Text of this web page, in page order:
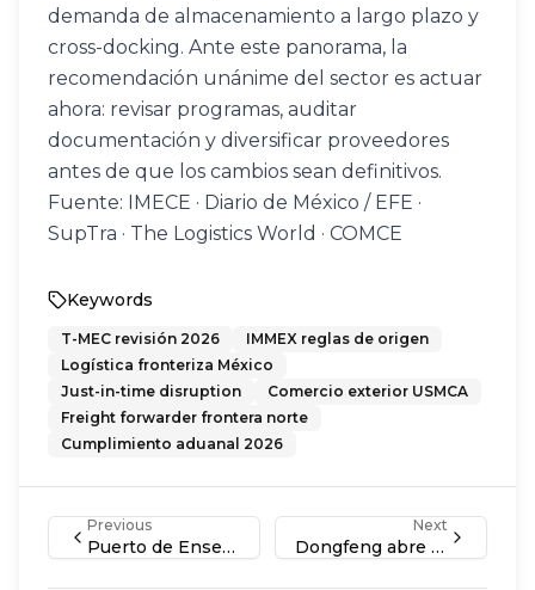
demanda de almacenamiento a largo plazo y
cross-docking. Ante este panorama, la
recomendación unánime del sector es actuar
ahora: revisar programas, auditar
documentación y diversificar proveedores
antes de que los cambios sean definitivos.
Fuente: IMECE · Diario de México / EFE ·
SupTra · The Logistics World · COMCE
Keywords
T-MEC revisión 2026
IMMEX reglas de origen
Logística fronteriza México
Just-in-time disruption
Comercio exterior USMCA
Freight forwarder frontera norte
Cumplimiento aduanal 2026
Previous
Puerto de Ensenada acelera su apuesta logística ante la congestión de Manzanillo y Lázaro Cárdenas
Next
Dongfeng abre distribuidoras en Saltillo y Torreón en pleno auge industrial del norte de México